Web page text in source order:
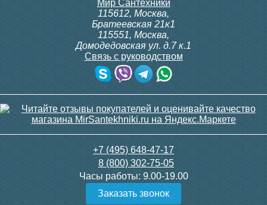
Рабочее и опрессовочное давление
Рабочее давление
понимается наивысшее значение
Мир Сантехники
115612, Москва,
Братеевская 21к1
115551, Москва,
Домодедовская ул. д.7 к.1
Связь с руководством
+7 (495) 648-47-17
8 (800) 302-75-05
Часы работы: 9.00-19.00
Заказать звонок